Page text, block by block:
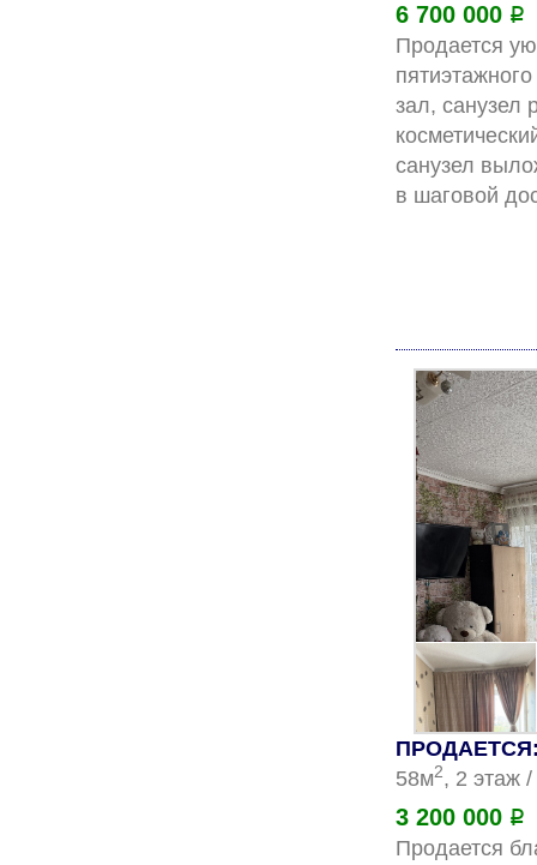
6 700 000 Р
Продается
зал, санузел
санузел
ПРОДАЕТСЯ:
58м2, 2 этаж
3 200 000 Р
Продается